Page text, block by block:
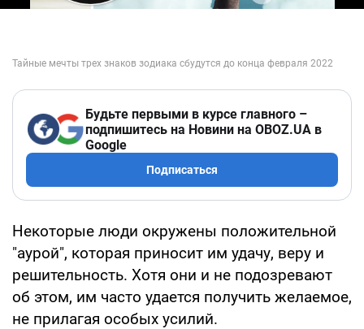
Будьте первыми в курсе главного –
подпишитесь на Новини на OBOZ.UA в
Google
Подписаться
Некоторые люди окружены положительной
"аурой", которая приносит им удачу, веру и
решительность. Хотя они и не подозревают
об этом, им часто удается получить желаемое,
не прилагая особых усилий.